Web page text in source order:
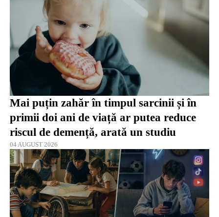
Mai puțin zahăr în timpul sarcinii și în
primii doi ani de viață ar putea reduce
riscul de demență, arată un studiu
04 AUGUST 2026